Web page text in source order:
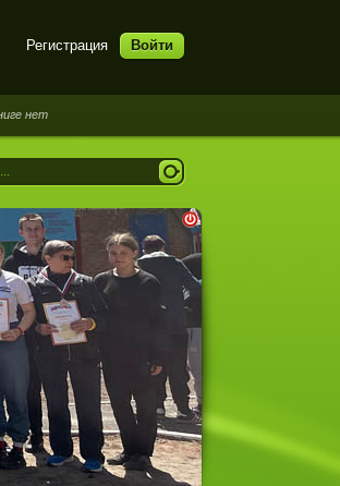
Регистрация Войти